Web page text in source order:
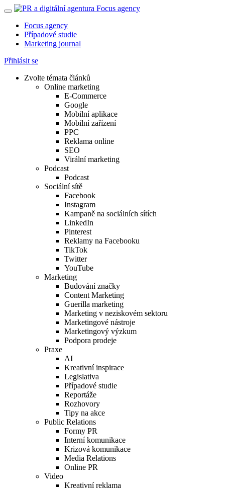
Focus agency
Případové studie
Marketing journal
Přihlásit se
Zvolte témata článků
Online marketing
E-Commerce
Google
Mobilní aplikace
Mobilní zařízení
PPC
Reklama online
SEO
Virální marketing
Podcast
Podcast
Sociální sítě
Facebook
Instagram
Kampaně na sociálních sítích
LinkedIn
Pinterest
Reklamy na Facebooku
TikTok
Twitter
YouTube
Marketing
Budování značky
Content Marketing
Guerilla marketing
Marketing v neziskovém sektoru
Marketingové nástroje
Marketingový výzkum
Podpora prodeje
Praxe
AI
Kreativní inspirace
Legislativa
Případové studie
Reportáže
Rozhovory
Tipy na akce
Public Relations
Formy PR
Interní komunikace
Krizová komunikace
Media Relations
Online PR
Video
Kreativní reklama